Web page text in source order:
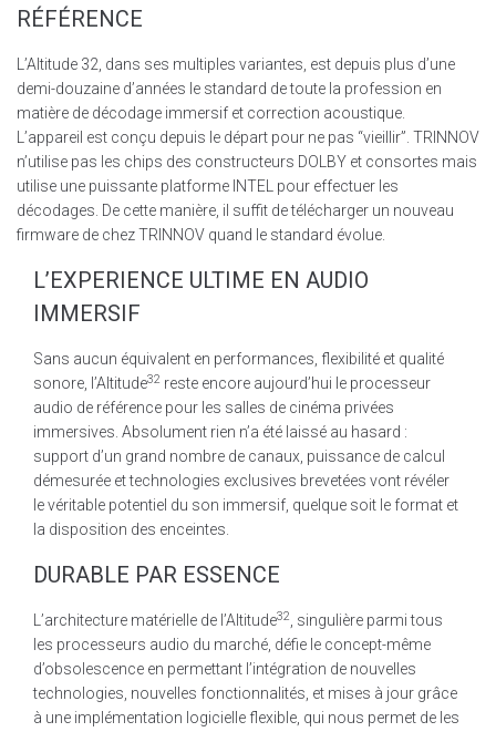
RÉFÉRENCE
L’Altitude 32, dans ses multiples variantes, est depuis plus d’une
demi-douzaine d’années le standard de toute la profession en
matière de décodage immersif et correction acoustique.
L’appareil est conçu depuis le départ pour ne pas “vieillir”. TRINNOV
n’utilise pas les chips des constructeurs DOLBY et consortes mais
utilise une puissante platforme INTEL pour effectuer les
décodages. De cette manière, il suffit de télécharger un nouveau
firmware de chez TRINNOV quand le standard évolue.
L’EXPERIENCE ULTIME EN AUDIO
IMMERSIF
Sans aucun équivalent en performances, flexibilité et qualité
sonore, l’Altitude32 reste encore aujourd’hui le processeur
audio de référence pour les salles de cinéma privées
immersives. Absolument rien n’a été laissé au hasard :
support d’un grand nombre de canaux, puissance de calcul
démesurée et technologies exclusives brevetées vont révéler
le véritable potentiel du son immersif, quelque soit le format et
la disposition des enceintes.
DURABLE PAR ESSENCE
L’architecture matérielle de l’Altitude32
, singulière parmi tous
les processeurs audio du marché, défie le concept-même
d’obsolescence en permettant l’intégration de nouvelles
technologies, nouvelles fonctionnalités, et mises à jour grâce
à une implémentation logicielle flexible, qui nous permet de les